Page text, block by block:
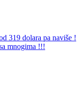
319 dolara pa naviše !
mnogima !!!